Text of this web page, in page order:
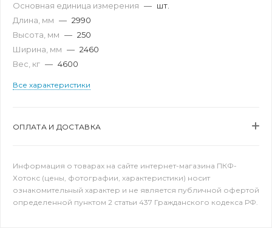
Основная единица измерения — шт.
Длина, мм — 2990
Высота, мм — 250
Ширина, мм — 2460
Вес, кг — 4600
Все характеристики
ОПЛАТА И ДОСТАВКА
Информация о товарах на сайте интернет-магазина ПКФ-
Хотокс (цены, фотографии, характеристики) носит
ознакомительный характер и не является публичной офертой
определенной пунктом 2 статьи 437 Гражданского кодекса РФ.